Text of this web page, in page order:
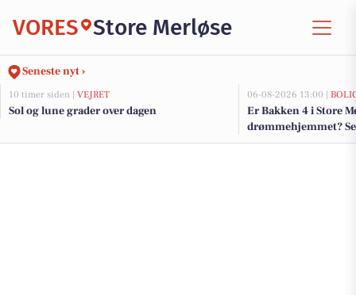
VORES Store Merløse
Seneste nyt ›
10 timer siden | VEJRET
Sol og lune grader over dagen
06-08-2026 13:00 |
Er Bakken 4 i Store
drømmehjemmet?
salg nu for op til